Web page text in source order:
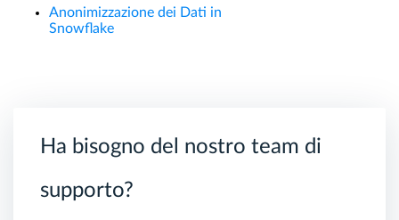
Anonimizzazione dei Dati in
Snowflake
Ha bisogno del nostro team di
supporto?